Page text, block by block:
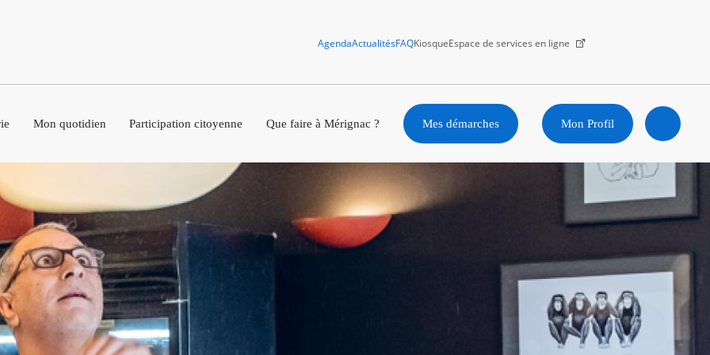
AgendaActualitésFAQKiosqueEspace de services en ligne
Mon quotidien Participation citoyenne Que faire à Mérignac ? Mes démarches Mon Profil
la